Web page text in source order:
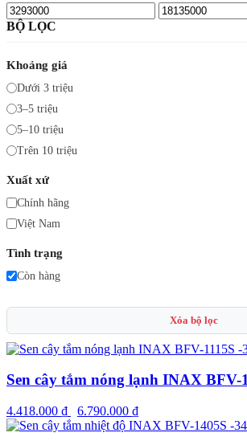
Giá
tối
thiểu
Giá
tối
BỘ LỌC
Khoảng giá
Dưới 3 triệu
3–5 triệu
5–10 triệu
Trên 10 triệu
Xuất xứ
Chính hãng
Việt Nam
Tình trạng
Còn hàng
Xóa bộ lọc
-
Sen cây tắm nóng lạnh INAX BFV-
4.418.000 ₫ 6.790.000 ₫
-